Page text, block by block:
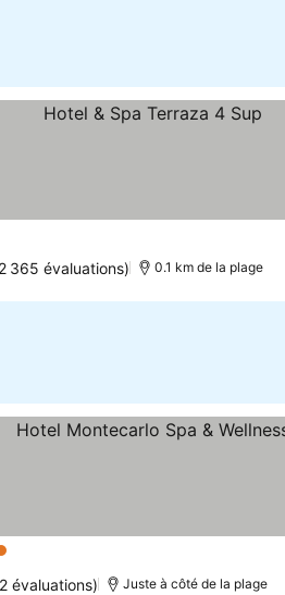
365 évaluations) 0.1 km de la plage
évaluations) Juste à côté de la plage